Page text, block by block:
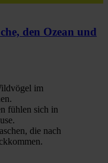
den Ozean und
im
fühlen sich in
die nach